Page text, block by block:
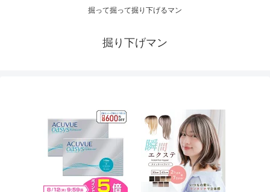
掘って掘って掘り下げるマン
掘り下げマン